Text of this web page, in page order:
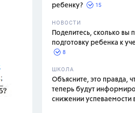
Л.С.,
ребенку?
15
НОВОСТИ
Поделитесь, сколько вы
подготовку ребенка к
8
ШКОЛА
Объясните, это правда,
теперь будут
снижении успеваемости